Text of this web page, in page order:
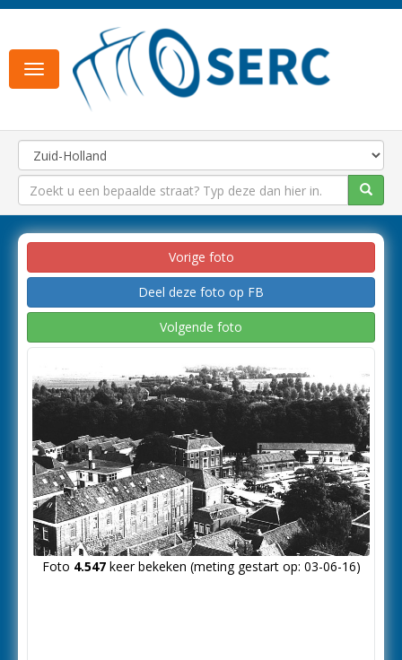
Toggle
navigation
Vorige foto
Deel deze foto op FB
Volgende foto
Foto 4.547keer bekeken (meting gestart op: 03-06-16)